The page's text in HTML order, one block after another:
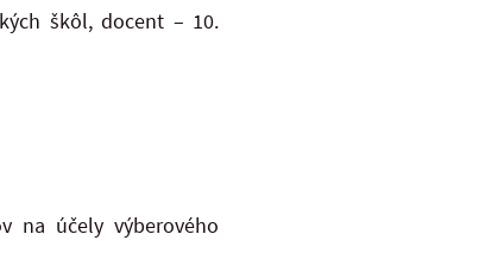
škôl, docent – 10.
na účely výberového